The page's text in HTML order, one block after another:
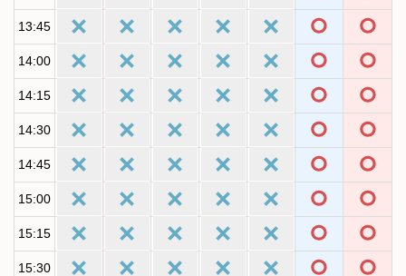
13:45
14:00
14:15
14:30
14:45
15:00
15:15
15:30